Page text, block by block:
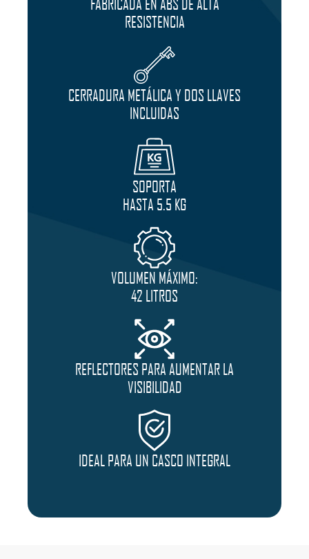
FABRICADA EN ABS DE ALTA
RESISTENCIA
CERRADURA METÁLICA Y DOS LLAVES
INCLUIDAS
SOPORTA
HASTA 5.5 KG
VOLUMEN MÁXIMO:
42 LITROS
REFLECTORES PARA AUMENTAR LA
VISIBILIDAD
IDEAL PARA UN CASCO INTEGRAL